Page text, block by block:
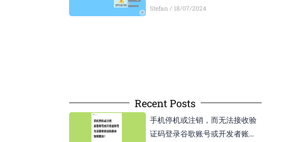
Stefan 18/07/2024
Recent Posts
手机停机或注销，而无法接收验
证码登录谷歌账号或开发者账号